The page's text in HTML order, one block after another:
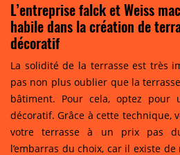
L’entreprise falck et Weiss
habile dans la création de
décoratif
La solidité de la terrasse est très
pas non plus oublier que la
bâtiment. Pour cela, optez pour
décoratif. Grâce à cette technique,
votre terrasse à un prix pas
l’embarras du choix, car il existe